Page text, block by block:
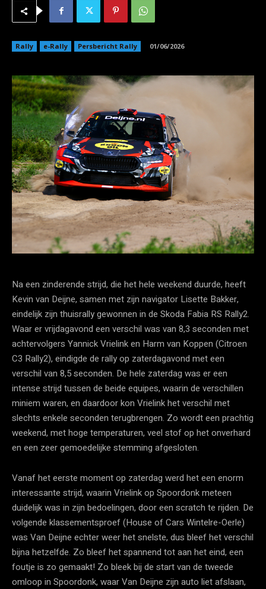
Rally e-Rally Persbericht Rally 01/06/2026
Na een zinderende strijd, die het hele weekend duurde, heeft
Kevin van Deijne, samen met zijn navigator Lisette Bakker,
eindelijk zijn thuisrally gewonnen in de Skoda Fabia RS Rally2.
Waar er vrijdagavond een verschil was van 8,3 seconden met
achtervolgers Yannick Vrielink en Harm van Koppen (Citroen
C3 Rally2), eindigde de rally op zaterdagavond met een
verschil van 8,5 seconden. De hele zaterdag was er een
intense strijd tussen de beide equipes, waarin de verschillen
miniem waren, en daardoor kon Vrielink het verschil met
slechts enkele seconden terugbrengen. Zo wordt een prachtig
weekend, met hoge temperaturen, veel stof op het onverhard
en een zeer gemoedelijke stemming afgesloten.
Vanaf het eerste moment op zaterdag werd het een enorm
interessante strijd, waarin Vrielink op Spoordonk meteen
duidelijk was in zijn bedoelingen, door een scratch te rijden. De
volgende klassementsproef (House of Cars Wintelre-Oerle)
was Van Deijne echter weer het snelste, dus bleef het verschil
bijna hetzelfde. Zo bleef het spannend tot aan het eind, een
foutje is zo gemaakt! Zo bleek bij de start van de tweede
omloop in Spoordonk, waar Van Deijne zijn auto liet afslaan,